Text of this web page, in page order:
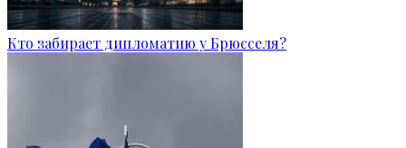
Кто забирает дипломатию у Брюсселя?